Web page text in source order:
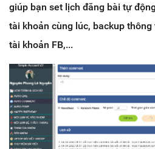
giúp bạn set lịch đăng bài tự
tài khoản cùng lúc, backup
tài khoản FB,...